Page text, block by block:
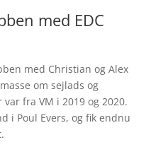
med EDC
med Christian og Alex
om sejlads og
fra VM i 2019 og 2020.
i Poul Evers, og fik endnu